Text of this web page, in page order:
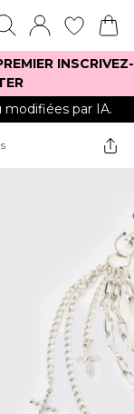
INSCRIVEZ-
modifiées par IA.